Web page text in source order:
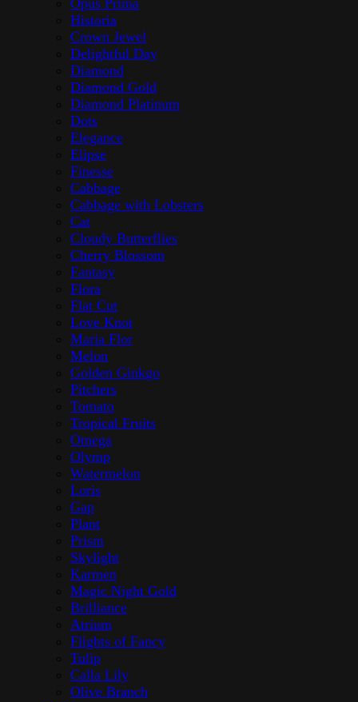
Opus Prima
Historia
Crown Jewel
Delightful Day
Diamond
Diamond Gold
Diamond Platinum
Dots
Elegance
Elipse
Finesse
Cabbage
Cabbage with Lobsters
Cat
Cloudy Butterflies
Cherry Blossom
Fantasy
Flora
Flat Cut
Love Knot
Maria Flor
Melon
Golden Ginkgo
Pitchers
Tomato
Tropical Fruits
Omega
Olymp
Watermelon
Loris
Gap
Plant
Prism
Skylight
Karmen
Magic Night Gold
Brilliance
Atrium
Flights of Fancy
Tulip
Calla Lily
Olive Branch